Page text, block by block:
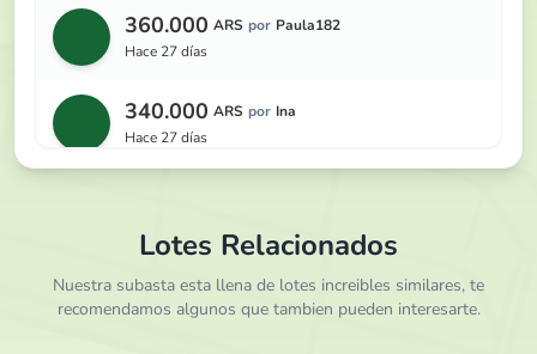
360.000 ARS por Paula182
hace 27 días
340.000 ARS por Ina
hace 27 días
300.000 ARS por Ina
hace 27 días
Lotes Relacionados
Nuestra subasta esta llena de lotes increibles similares, te
recomendamos algunos que tambien pueden interesarte.